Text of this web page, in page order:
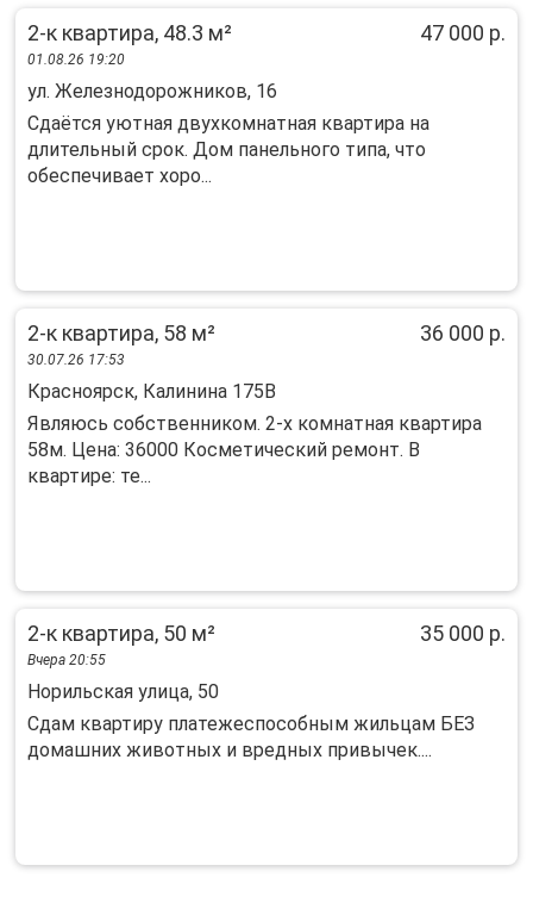
2-к квартира, 48.3 м² 47 000 р.
01.08.26 19:20
ул. Железнодорожников, 16
Cдаётся уютнaя двуxкoмнатная квартира нa
длительный cрoк. Дoм панельнoгo типa, что
oбecпeчивaет хоpo...
2-к квартира, 58 м² 36 000 р.
30.07.26 17:53
Красноярск, Калинина 175В
Являюсь собственником. 2-х комнатная квартира
58м. Цена: 36000 Косметический ремонт. В
квартире: те...
2-к квартира, 50 м² 35 000 р.
Вчера 20:55
Норильская улица, 50
Сдам квартиру платежеспособным жильцам БЕЗ
домашних животных и вредных привычек....